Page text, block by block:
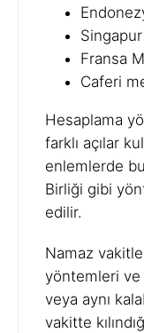
Fransa
Caferi
Hesaplama
farklı açılar
enlemlerde
Birliği gibi
edilir.
Namaz
yöntemleri
veya aynı
vakitte